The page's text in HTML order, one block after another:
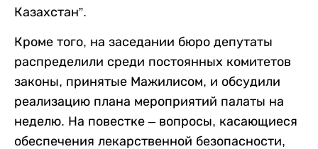
Казахстан”.
Кроме того, на заседании бюро депутаты
распределили среди постоянных комитетов
законы, принятые Мажилисом, и обсудили
реализацию плана мероприятий палаты на
неделю. На повестке – вопросы, касающиеся
обеспечения лекарственной безопасности,